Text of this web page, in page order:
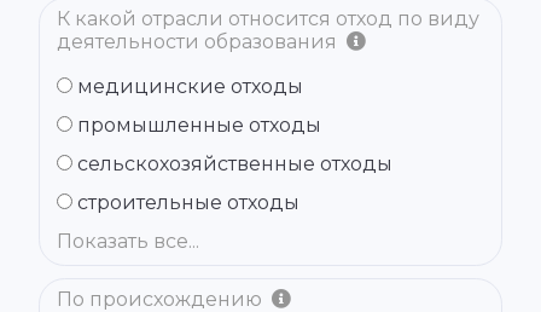
К какой отрасли относится отход по виду
деятельности образования
медицинские отходы
промышленные отходы
сельскохозяйственные отходы
строительные отходы
Показать все...
По происхождению